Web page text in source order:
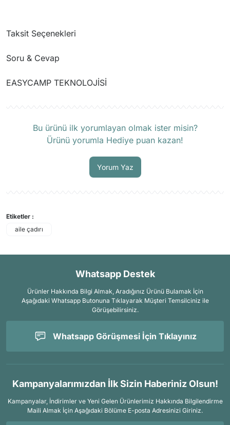
Taksit Seçenekleri
Soru & Cevap
Soru Sor
EASYCAMP TEKNOLOJİSİ
Bu ürünü ilk yorumlayan olmak ister misin?
Ürünü yorumla Hediye puan kazan!
Yorum Yaz
Etiketler :
aile çadırı
Whatsapp Destek
Ürünler Hakkında Bilgi Almak, Aradığınız Ürünü Bulamak İçin
Aşağıdaki Whatsapp Butonuna Tıklayarak Müşteri Temsilciniz ile
Görüşebilirsiniz.
Whatsapp Görüşmesi İçin Tıklayınız
Kampanyalarımızdan İlk Sizin Haberiniz Olsun!
Kampanyalar, İndirimler ve Yeni Gelen Ürünlerimiz Hakkında Bilgilendirme
Maili Almak İçin Aşağıdaki Bölüme E-posta Adresinizi Giriniz.